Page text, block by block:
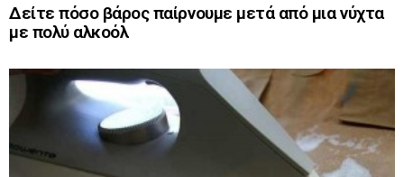
Δείτε πόσο βάρος παίρνουμε μετά από μια νύχτα
με πολύ αλκοόλ